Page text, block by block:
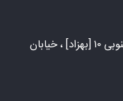
شهر مشهد، بلوار سجاد ، خیابان خیام جنوبی ۱۰ [بهزاد] ، خیابان